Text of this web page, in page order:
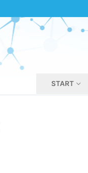
START